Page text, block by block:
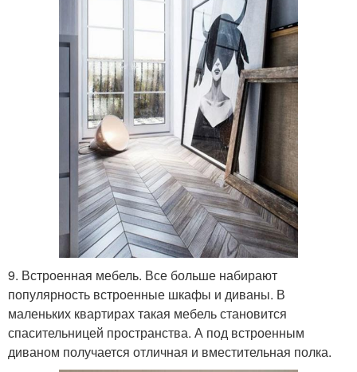
9. Встроенная мебель. Все больше набирают
популярность встроенные шкафы и диваны. В
маленьких квартирах такая мебель становится
спасительницей пространства. А под встроенным
диваном получается отличная и вместительная полка.